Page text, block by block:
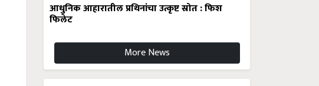
आधुनिक आहारातील प्रथिनांचा उत्कृष्ट स्रोत : फिश
फिलेट
More News